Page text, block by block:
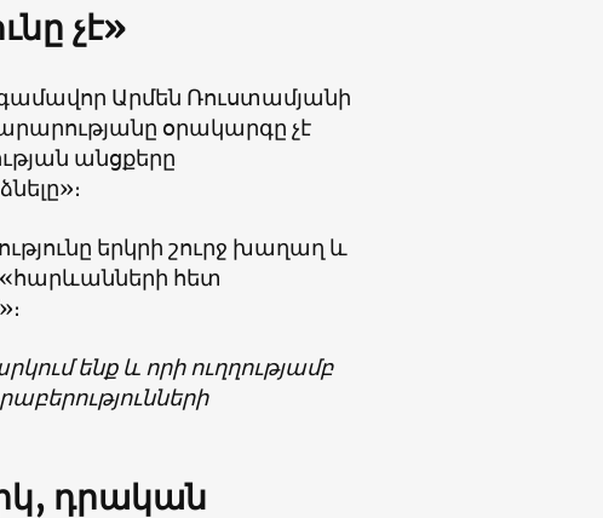
չէ»
Արմեն Ռուստամյանի
օրակարգը չէ
անցքերը
երկրի շուրջ խաղաղ և
«հարևանների հետ
ենք և որի ուղղությամբ
դրական